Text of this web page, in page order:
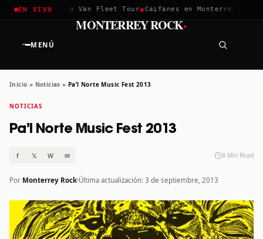
EN VIVO
2026 ✱Greta Van Fleet Tour✱Caifanes en Monterrey · 12 Dic
MENÚ
MONTERREY ROCK·
Inicio » Noticias » Pa’l Norte Music Fest 2013
NOTICIAS
Pa’l Norte Music Fest 2013
f 𝕏 W ✉ 8 Min Read
Por Monterrey Rock Última actualización: 3 de septiembre, 2013